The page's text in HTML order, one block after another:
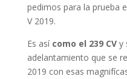
pedimos para la prueba
V 2019.
Es así como el 239 CVy
adelantamiento que se
2019 con esas